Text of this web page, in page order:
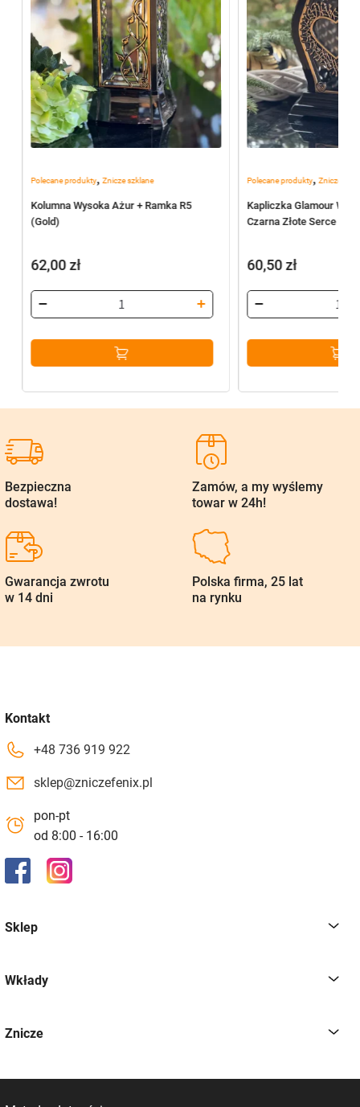
Polecane produkty, Znicze szklane
Kolumna Wysoka Ażur + Ramka R5
(Gold)
62,00zł
Polecane produkty,Znicze
Kapliczka Glamour
Czarna Złote Serce
60,50zł
Bezpieczna
dostawa!
Zamów, a my wyślemy
towar w 24h!
Gwarancja zwrotu
w 14 dni
Polska firma, 25 lat
na rynku
Kontakt
+48 736 919 922
sklep@zniczefenix.pl
pon-pt
od 8:00 - 16:00
Sklep
Wkłady
Znicze